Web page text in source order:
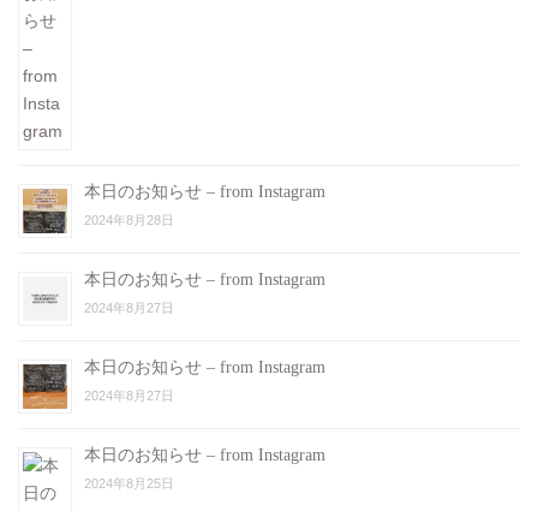
本日のお知らせ – from Instagram
2024年8月28日
本日のお知らせ – from Instagram
2024年8月27日
本日のお知らせ – from Instagram
2024年8月27日
本日のお知らせ – from Instagram
2024年8月25日